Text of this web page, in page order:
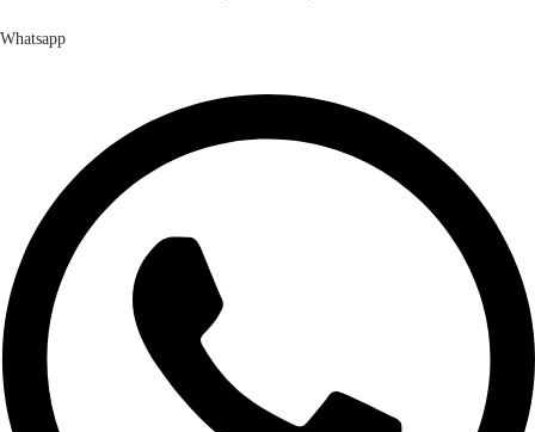
Whatsapp